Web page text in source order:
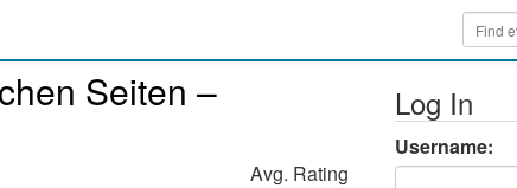
Seiten –
Avg. Rating
Log In
Username: